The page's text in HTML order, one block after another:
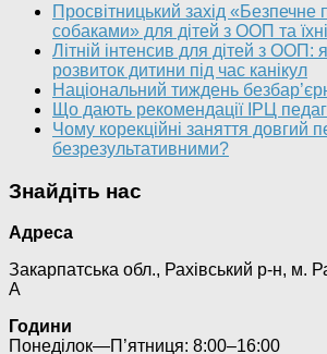
Просвітницький захід «Безпечне
собаками» для дітей з ООП та
Літній інтенсив для дітей з ООП:
розвиток дитини під час канікул
Національний тиждень
Що дають рекомендації ІРЦ
Чому корекційні заняття довгий
безрезультативними?
Знайдіть нас
Адреса
Закарпатська обл., Рахівський р-н, м.
А
Години
Понеділок—П’ятниця: 8:00–16:00